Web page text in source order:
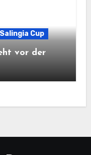
Cup
vor der